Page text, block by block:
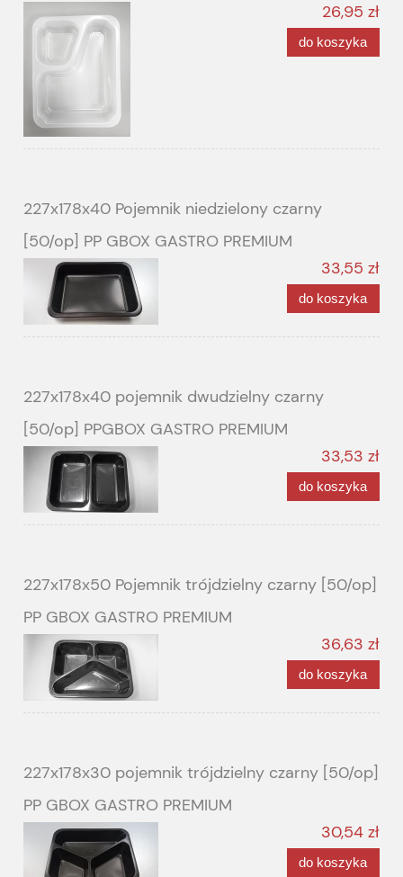
26,95 zł
do koszyka
227x178x40 Pojemnik niedzielony czarny
[50/op] PP GBOX GASTRO PREMIUM
33,55 zł
do koszyka
227x178x40 pojemnik dwudzielny czarny
[50/op] PPGBOX GASTRO PREMIUM
33,53 zł
do koszyka
227x178x50 Pojemnik trójdzielny czarny [50/op]
PP GBOX GASTRO PREMIUM
36,63 zł
do koszyka
227x178x30 pojemnik trójdzielny czarny [50/op]
PP GBOX GASTRO PREMIUM
30,54 zł
do koszyka